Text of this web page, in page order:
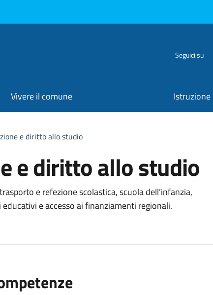
Seguici su
Vivere il comune Istruzione
e diritto allo studio
e diritto allo studio
e refezione scolastica, scuola dell’infanzia,
e accesso ai finanziamenti regionali.